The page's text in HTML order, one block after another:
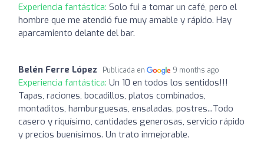
Experiencia fantástica: Solo fui a tomar un café, pero el
hombre que me atendió fue muy amable y rápido. Hay
aparcamiento delante del bar.
Belén Ferre López Publicada en 9 months ago
Experiencia fantástica: Un 10 en todos los sentidos!!!
Tapas, raciones, bocadillos, platos combinados,
montaditos, hamburguesas, ensaladas, postres...Todo
casero y riquísimo, cantidades generosas, servicio rápido
y precios buenísimos. Un trato inmejorable.